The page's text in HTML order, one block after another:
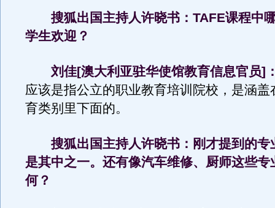
搜狐出国主持人许晓书：TAFE课程中
学生欢迎？
刘佳[澳大利亚驻华使馆教育信息官员]
应该是指公立的职业教育培训院校，是涵盖
育类别里下面的。
搜狐出国主持人许晓书：刚才提到的专
是其中之一。还有像汽车维修、厨师这些专
何？